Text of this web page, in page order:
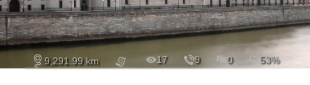
9,291.99 km 17 9 0 53%